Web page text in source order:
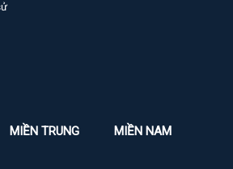
MIỀN TRUNG MIỀN NAM